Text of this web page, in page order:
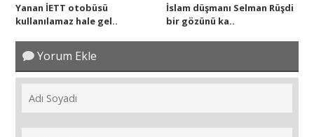
Yanan İETT otobüsü
kullanılamaz hale gel..
İslam düşmanı Selman Rüşdi
bir gözünü ka..
Yorum Ekle